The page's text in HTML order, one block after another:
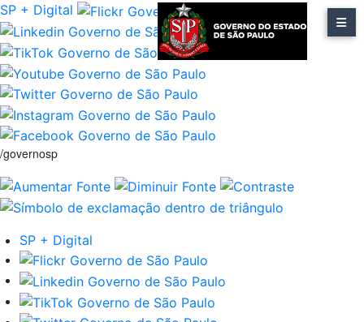
SP + Digital
/governosp
SP + Digital